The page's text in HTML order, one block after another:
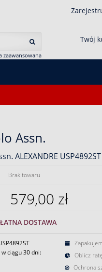
zaawansowana
Twój
Assn.
ALEXANDRE
Brak towaru
579,00 zł
DOSTAWA
ciągu 30 dni:
Oblicz ratę
Ochrona